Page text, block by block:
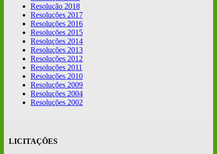
Resolução 2018
Resoluções 2017
Resoluções 2016
Resoluções 2015
Resoluções 2014
Resoluções 2013
Resoluções 2012
Resoluções 2011
Resoluções 2010
Resoluções 2009
Resoluções 2004
Resoluções 2002
LICITAÇÕES